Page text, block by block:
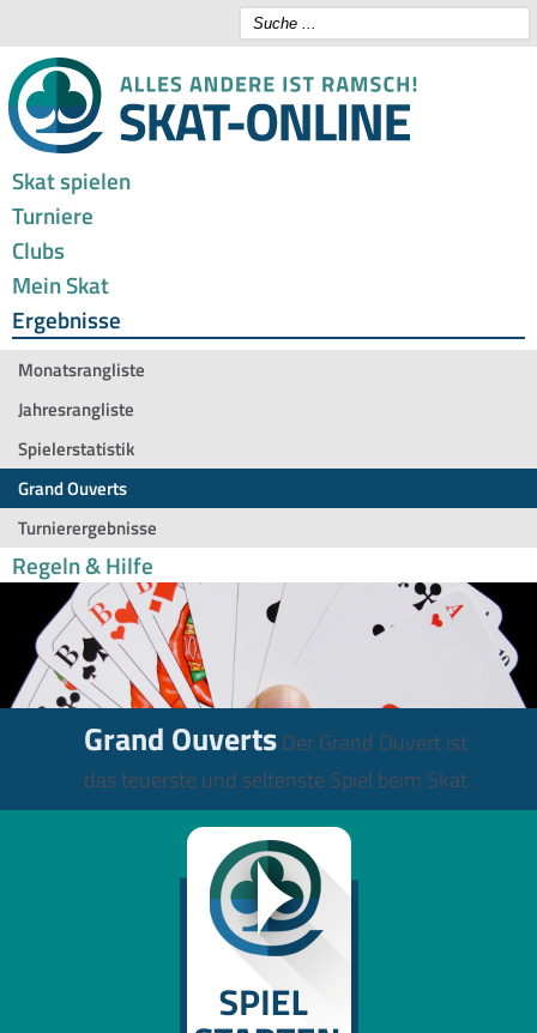
Skat spielen
Turniere
Clubs
Mein Skat
Ergebnisse
Monatsrangliste
Jahresrangliste
Spielerstatistik
Grand Ouverts
Turnierergebnisse
Regeln & Hilfe
Grand OuvertsDer Grand Ouvert ist
das teuerste und seltenste Spiel beim Skat.